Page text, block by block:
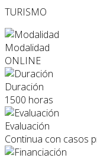
TURISMO
Modalidad
ONLINE
Duración
1500 horas
Evaluación
Continua con casos